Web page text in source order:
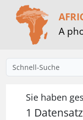
A
Sie haben
1